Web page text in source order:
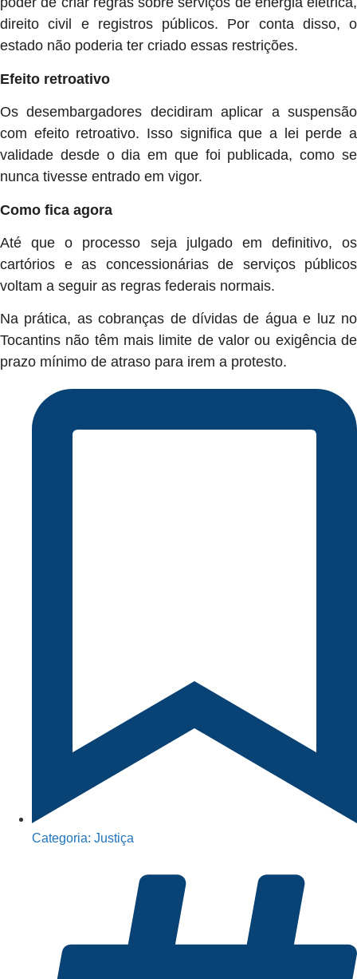
direito civil e registros públicos. Por conta disso, o
estado não poderia ter criado essas restrições.
Efeito retroativo
Os desembargadores decidiram aplicar a suspensão
com efeito retroativo. Isso significa que a lei perde a
validade desde o dia em que foi publicada, como se
nunca tivesse entrado em vigor.
Como fica agora
Até que o processo seja julgado em definitivo, os
cartórios e as concessionárias de serviços públicos
voltam a seguir as regras federais normais.
Na prática, as cobranças de dívidas de água e luz no
Tocantins não têm mais limite de valor ou exigência de
prazo mínimo de atraso para irem a protesto.
Categoria: Justiça